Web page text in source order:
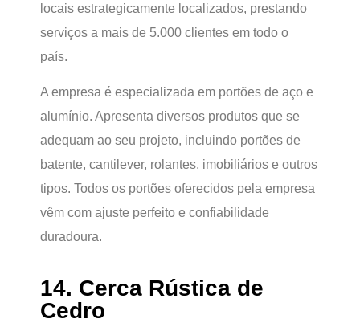
locais estrategicamente localizados, prestando
serviços a mais de 5.000 clientes em todo o
país.
A empresa é especializada em portões de aço e
alumínio. Apresenta diversos produtos que se
adequam ao seu projeto, incluindo portões de
batente, cantilever, rolantes, imobiliários e outros
tipos. Todos os portões oferecidos pela empresa
vêm com ajuste perfeito e confiabilidade
duradoura.
14. Cerca Rústica de
Cedro